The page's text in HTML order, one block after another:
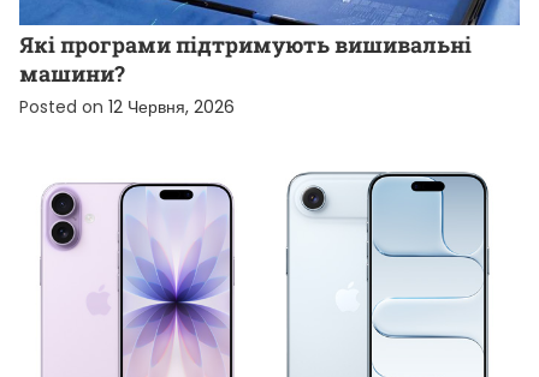
НОВИНИ ВІД КОМПАНІЙ
Які програми підтримують вишивальні
машини?
Posted on 12 Червня, 2026